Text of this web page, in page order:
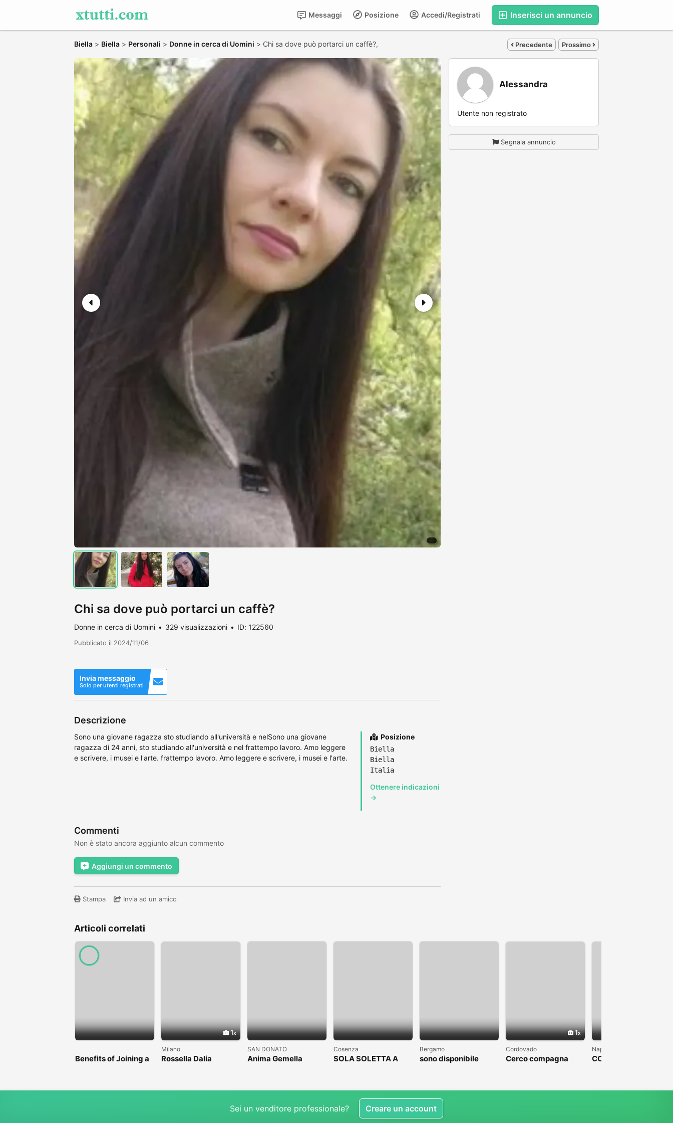
Inserisci un annuncio
Accedi/Registrati
Posizione
Messaggi
Biella > Biella > Personali > Donne in cerca di Uomini > Chi sa dove può portarci un caffè?, Precedente Prossimo
Chi sa dove può portarci un caffè?
Donne in cerca di Uomini 329 visualizzazioni ID: 122560
Pubblicato il 2024/11/06
Invia messaggio
Solo per utenti registrati
Descrizione
Sono una giovane ragazza sto studiando all'università e nelSono una giovane
ragazza di 24 anni, sto studiando all'università e nel frattempo lavoro. Amo leggere
e scrivere, i musei e l'arte. frattempo lavoro. Amo leggere e scrivere, i musei e l'arte.
Posizione
Biella
Biella
Italia
Ottenere indicazioni
→
Commenti
Non è stato ancora aggiunto alcun commento
Aggiungi un commento
Stampa Invia ad un amico
Alessandra
Utente non registrato
Segnala annuncio
Articoli correlati
Benefits of Joining a
1
Milano
Rossella Dalia
SAN DONATO
Anima Gemella
Cosenza
SOLA SOLETTA A
Bergamo
sono disponibile
1
Cordovado
Cerco compagna
Napoli
COLPO DI FULMINE
Sei un venditore professionale? Creare un account